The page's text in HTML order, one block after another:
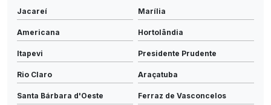
Jacareí Marília
Americana Hortolândia
Itapevi Presidente Prudente
Rio Claro Araçatuba
Santa Bárbara d'Oeste Ferraz de Vasconcelos